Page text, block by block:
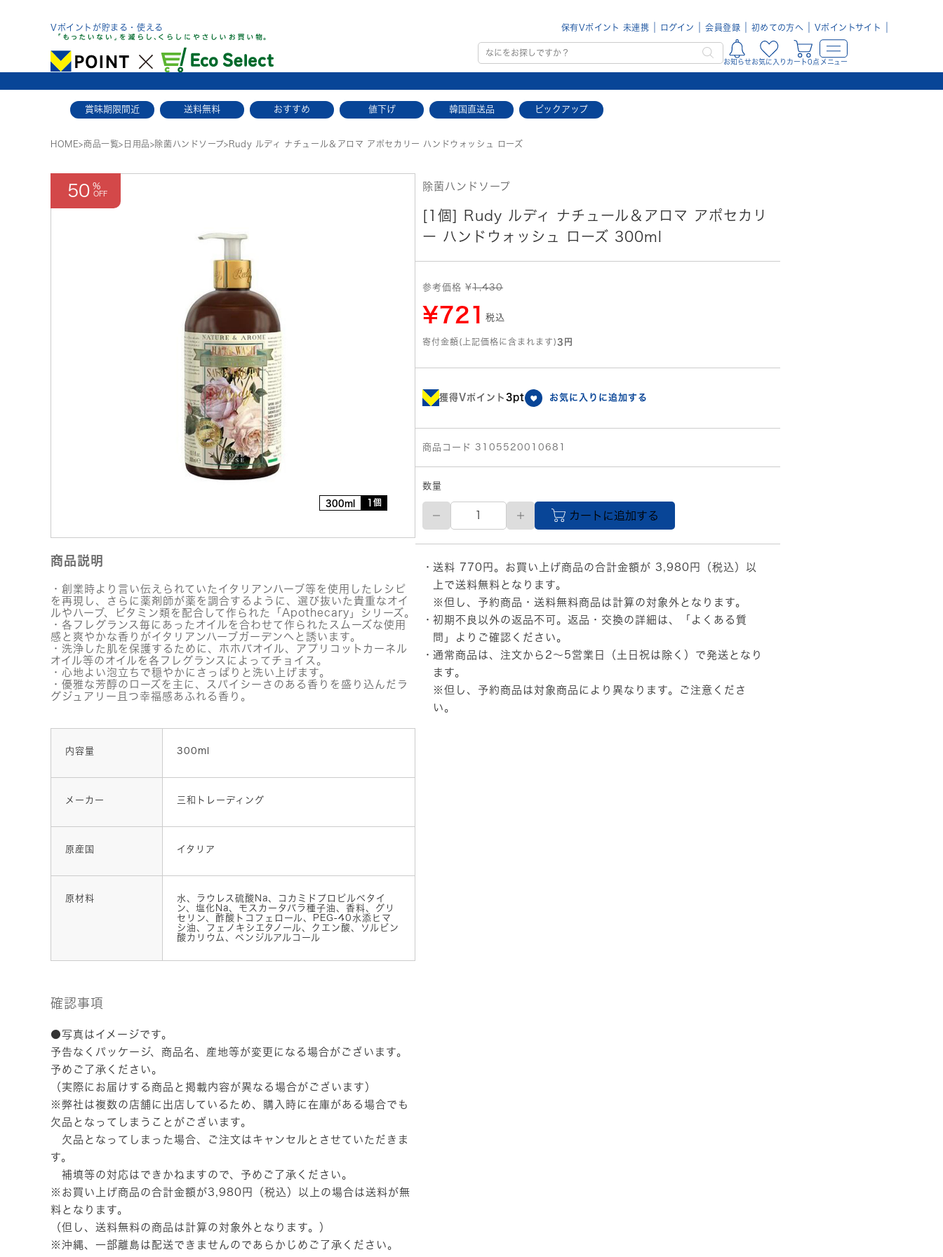
Vポイントが貯まる・使える 保有Vポイント 未連携 ログイン 会員登録 初めての方へ Vポイントサイト
お知らせお気に入り カート0点 メニュー
賞味期限間近 送料無料 おすすめ 値下げ 韓国直送品 ピックアップ
HOME>商品一覧> 日用品>除菌ハンドソープ> Rudy ルディ ナチュール＆アロマ アポセカリー ハンドウォッシュ ローズ
50
300ml 1個
商品説明
・創業時より言い伝えられていたイタリアンハーブ等を使用したレシピ
を再現し、さらに薬剤師が薬を調合するように、選び抜いた貴重なオイ
ルやハーブ、ビタミン類を配合して作られた「Apothecary」シリーズ。
・各フレグランス毎にあったオイルを合わせて作られたスムーズな使用
感と爽やかな香りがイタリアンハーブガーデンへと誘います。
・洗浄した肌を保護するために、ホホバオイル、アプリコットカーネル
オイル等のオイルを各フレグランスによってチョイス。
・心地よい泡立ちで穏やかにさっぱりと洗い上げます。
・優雅な芳醇のローズを主に、スパイシーさのある香りを盛り込んだラ
グジュアリー且つ幸福感あふれる香り。
内容量 300ml
メーカー 三和トレーディング
原産国 イタリア
原材料
水、ラウレス硫酸Na、コカミドプロピルベタイ
ン、塩化Na、モスカータバラ種子油、香料、グリ
セリン、酢酸トコフェロール、PEG-40水添ヒマ
シ油、フェノキシエタノール、クエン酸、ソルビン
酸カリウム、ベンジルアルコール
確認事項
●写真はイメージです。
予告なくパッケージ、商品名、産地等が変更になる場合がございます。
予めご了承ください。
（実際にお届けする商品と掲載内容が異なる場合がございます）
※弊社は複数の店舗に出店しているため、購入時に在庫がある場合でも
欠品となってしまうことがございます。
欠品となってしまった場合、ご注文はキャンセルとさせていただきま
す。
補填等の対応はできかねますので、予めご了承ください。
※お買い上げ商品の合計金額が3,980円（税込）以上の場合は送料が無
料となります。
（但し、送料無料の商品は計算の対象外となります。）
※沖縄、一部離島は配送できませんのであらかじめご了承ください。
除菌ハンドソープ
[1個] Rudy ルディ ナチュール＆アロマ アポセカリ
ー ハンドウォッシュ ローズ 300ml
参考価格 ¥1,430
¥721 税込
寄付金額(上記価格に含まれます) 3円
獲得Vポイント 3pt お気に入りに追加する
商品コード 3105520010681
数量
Rudy
デ
ィ
チ
ュ
ー
ル
＆
ア
マ
ア
ポ
セ
カートに追加する
送料 770円。お買い上げ商品の合計金額が 3,980円（税込）以
上で送料無料となります。
※但し、予約商品・送料無料商品は計算の対象外となります。
初期不良以外の返品不可。返品・交換の詳細は、
「よくある質
問」
よりご確認ください。
通常商品は、注文から2～5営業日（土日祝は除く）で発送となり
ます。
※但し、予約商品は対象商品により異なります。ご注意くださ
い。